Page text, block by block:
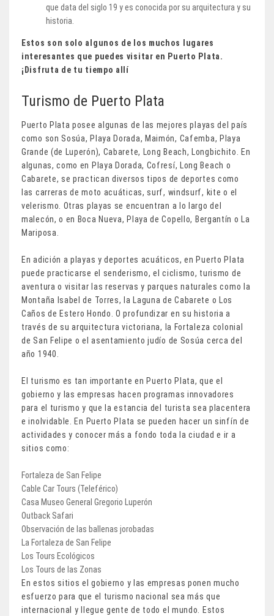
que data del siglo 19 y es conocida por su arquitectura y su
historia.
Estos son solo algunos de los muchos lugares
interesantes que puedes visitar en Puerto Plata.
¡Disfruta de tu tiempo allí
Turismo de Puerto Plata
Puerto Plata posee algunas de las mejores playas del país
como son Sosúa, Playa Dorada, Maimón, Cafemba, Playa
Grande (de Luperón), Cabarete, Long Beach, Longbichito. En
algunas, como en Playa Dorada, Cofresí, Long Beach o
Cabarete, se practican diversos tipos de deportes como
las carreras de moto acuáticas, surf, windsurf, kite o el
velerismo. Otras playas se encuentran a lo largo del
malecón, o en Boca Nueva, Playa de Copello, Bergantín o La
Mariposa.
En adición a playas y deportes acuáticos, en Puerto Plata
puede practicarse el senderismo, el ciclismo, turismo de
aventura o visitar las reservas y parques naturales como la
Montaña Isabel de Torres, la Laguna de Cabarete o Los
Caños de Estero Hondo. O profundizar en su historia a
través de su arquitectura victoriana, la Fortaleza colonial
de San Felipe o el asentamiento judío de Sosúa cerca del
año 1940.
El turismo es tan importante en Puerto Plata, que el
gobierno y las empresas hacen programas innovadores
para el turismo y que la estancia del turista sea placentera
e inolvidable. En Puerto Plata se pueden hacer un sinfín de
actividades y conocer más a fondo toda la ciudad e ir a
sitios como:
Fortaleza de San Felipe
Cable Car Tours (Teleférico)
Casa Museo General Gregorio Luperón
Outback Safari
Observación de las ballenas jorobadas
La Fortaleza de San Felipe
Los Tours Ecológicos
Los Tours de las Zonas
En estos sitios el gobierno y las empresas ponen mucho
esfuerzo para que el turismo nacional sea más que
internacional y llegue gente de todo el mundo. Estos